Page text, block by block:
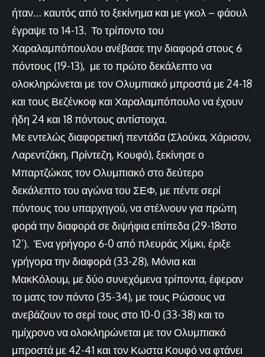
ήταν… καυτός από το ξεκίνημα και με γκολ – φάουλ
έγραψε το 14-13. Το τρίποντο του
Χαραλαμπόπουλου ανέβασε την διαφορά στους 6
πόντους (19-13), με το πρώτο δεκάλεπτο να
ολοκληρώνεται με τον Ολυμπιακό μπροστά με 24-18
και τους Βεζένκοφ και Χαραλαμπόπουλο να έχουν
ήδη 24 και 18 πόντους αντίστοιχα.
Με εντελώς διαφορετική πεντάδα (Σλούκα, Χάρισον,
Λαρεντζάκη, Πρίντεζη, Κουφό), ξεκίνησε ο
Μπαρτζώκας τον Ολυμπιακό στο δεύτερο
δεκάλεπτο του αγώνα του ΣΕΦ, με πέντε σερί
πόντους του υπαρχηγού, να στέλνουν για πρώτη
φορά την διαφορά σε διψήφια επίπεδα (29-18στο
12’). Ένα γρήγορο 6-0 από πλευράς Χίμκι, έριξε
γρήγορα την διαφορά (33-28), Μόνια και
ΜακΚόλουμ, με δύο συνεχόμενα τρίποντα, έφεραν
το ματς τον πόντο (35-34), με τους Ρώσους να
ανεβάζουν το σερί τους στο 10-0 (33-38) και το
ημίχρονο να ολοκληρώνεται με τον Ολυμπιακό
μπροστά με 42-41 και τον Κωστα Κουφό να φτάνει